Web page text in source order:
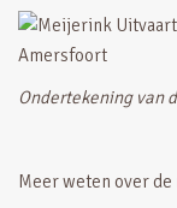
Ondertekening van
Meer weten over